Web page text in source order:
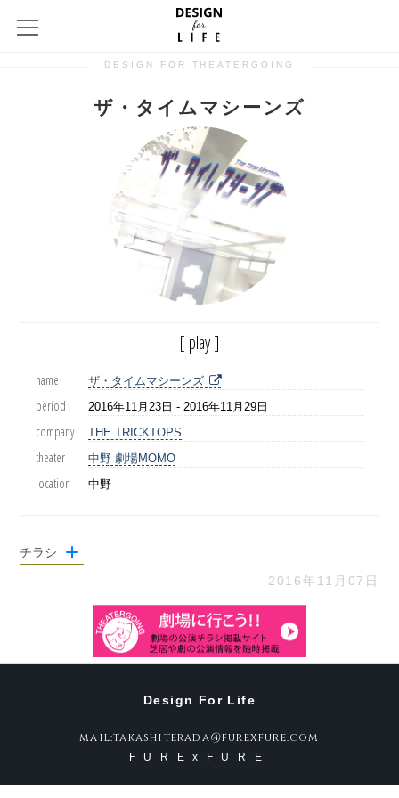
DESIGN FOR THEATERGOING
ザ・タイムマシーンズ
[ play ]
name ザ・タイムマシーンズ
period 2016年11月23日 - 2016年11月29日
company THE TRICKTOPS
theater 中野 劇場MOMO
location 中野
チラシ
2016年11月07日
Design For Life
mail:takashiterada@furexfure.com
FURExFURE